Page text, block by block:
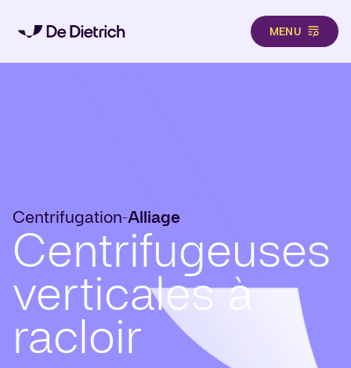
MENU
Centrifugation-Alliage
Centrifugeuses
verticales à
racloir